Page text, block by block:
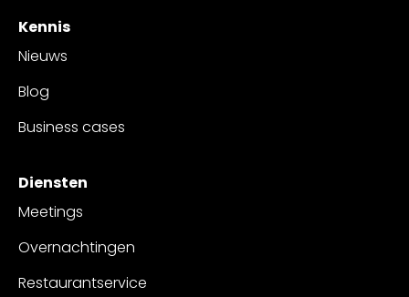
Kennis
Nieuws
Blog
Business cases
Diensten
Meetings
Overnachtingen
Restaurantservice